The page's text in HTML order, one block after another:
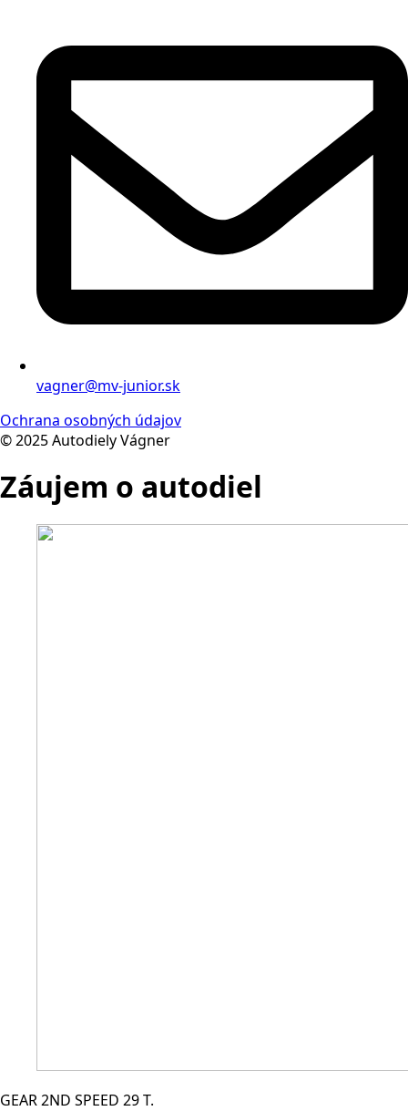
vagner@mv-junior.sk
Ochrana osobných údajov
© 2025 Autodiely Vágner
Záujem o autodiel
GEAR 2ND SPEED 29 T.